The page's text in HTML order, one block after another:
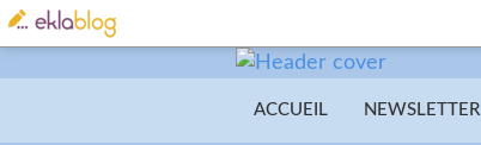
ACCUEIL NEWSLETTER